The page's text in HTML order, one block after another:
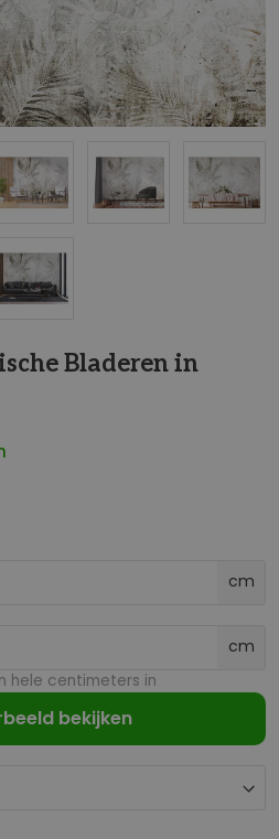
Bladeren in
cm
cm
hele centimeters in
bekijken